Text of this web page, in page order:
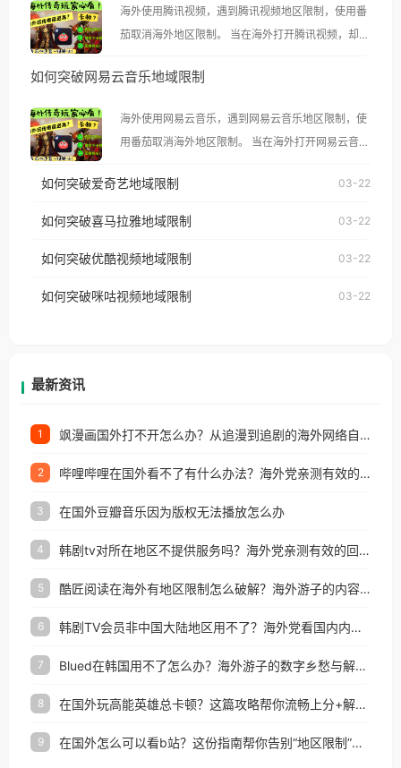
海外使用腾讯视频，遇到腾讯视频地区限制，使用番
茄取消海外地区限制。 当在海外打开腾讯视频，却突
示语。 海外用户如香港、澳门、台湾、美国、加拿
像其他音乐平台一样，出现地区及版权限制问题，且
仅能在中国大陆地区播放。 遇到这个问题的朋友们，
使用番茄回国加速器，即可解决「海外用户收听腾讯
台湾、美国、加拿大、澳大利亚、欧洲等国家和地区
权限制所困扰。
如何突破网易云音乐地域限制
海外使用网易云音乐，遇到网易云音乐地区限制，使
用番茄取消海外地区限制。 当在海外打开网易云音
播放”的提示语。 海外用户如香港、澳门、台湾、美
国、加拿大、澳大利亚、欧洲等国家和地区时，网易
制问题，且仅能在中国大陆地区播放。 遇到这个问题
户收听网易云音乐地区版权限制」的问题，无论人在
如何突破爱奇艺地域限制 03-22
如何突破喜马拉雅地域限制 03-22
如何突破优酷视频地域限制 03-22
如何突破咪咕视频地域限制 03-22
最新资讯
1 飒漫画国外打不开怎么办？从追漫到追剧的海外网络自由之路
2 哔哩哔哩在国外看不了有什么办法？海外党亲测有效的回国加速解决方案
3 在国外豆瓣音乐因为版权无法播放怎么办
4 韩剧tv对所在地区不提供服务吗？海外党亲测有效的回国加速解决方案
5 酷匠阅读在海外有地区限制怎么破解？海外游子的内容归乡路
6 韩剧TV会员非中国大陆地区用不了？海外党看国内内容的加速器选择指南
7 Blued在韩国用不了怎么办？海外游子的数字乡愁与解决方案
8 在国外玩高能英雄总卡顿？这篇攻略帮你流畅上分+解锁国内影音自由
9 在国外怎么可以看b站？这份指南帮你告别“地区限制”的烦恼